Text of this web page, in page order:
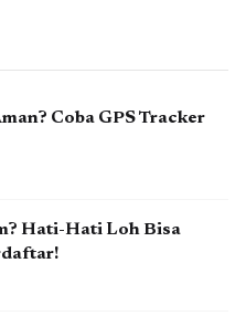
Coba GPS Tracker
Hati-Hati Loh Bisa